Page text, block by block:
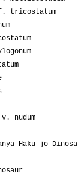
f. tricostatum
nudum
Haku-jo